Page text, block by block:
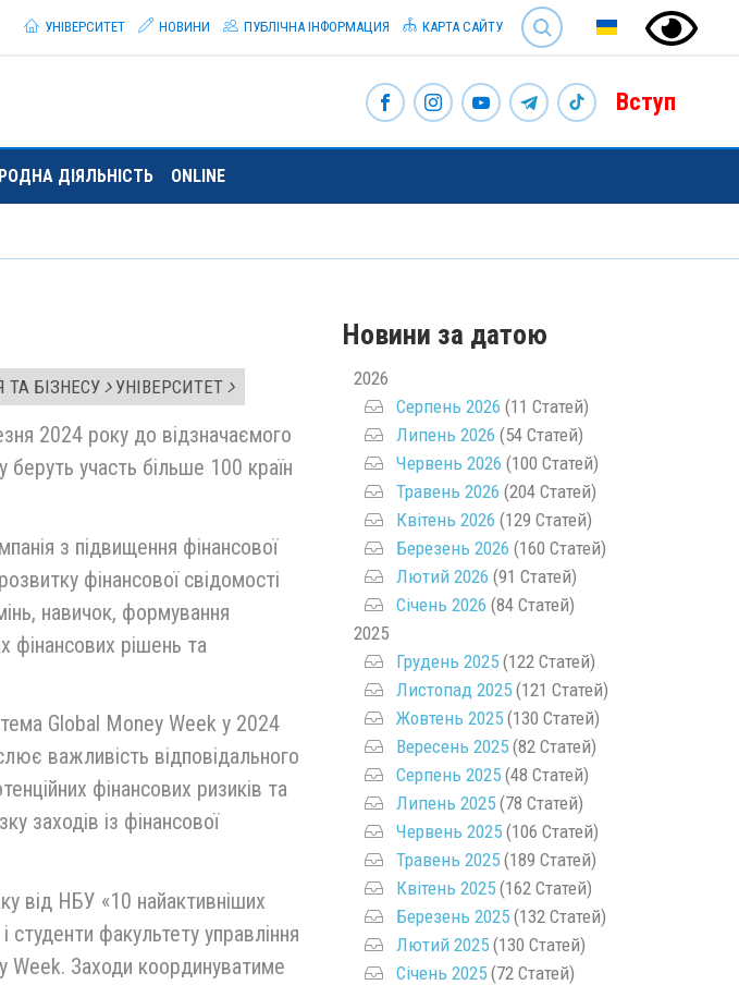
SEARCH
УНІВЕРСИТЕТ
НОВИНИ ПУБЛІЧНА ІНФОРМАЦИЯ КАРТА САЙТУ
Вступ
ДІЯЛЬНІСТЬ ONLINE
БІЗНЕСУ УНІВЕРСИТЕТ
2024 року до відзначаємого
участь більше 100 країн
з підвищення фінансової
фінансової свідомості
навичок, формування
фінансових рішень та
Global Money Week у 2024
важливість відповідального
фінансових ризиків та
заходів із фінансової
від НБУ «10 найактивніших
студенти факультету управління
Week. Заходи координуватиме
Новини за датою
2026
Серпень 2026 (11 Статей)
Липень 2026 (54 Статей)
Червень 2026 (100 Статей)
Травень 2026 (204 Статей)
Квітень 2026 (129 Статей)
Березень 2026 (160 Статей)
Лютий 2026 (91 Статей)
Січень 2026 (84 Статей)
2025
Грудень 2025(122 Статей)
Листопад 2025(121 Статей)
Жовтень 2025(130 Статей)
Вересень 2025(82 Статей)
Серпень 2025(48 Статей)
Липень 2025(78 Статей)
Червень 2025(106 Статей)
Травень 2025(189 Статей)
Квітень 2025(162 Статей)
Березень 2025(132 Статей)
Лютий 2025(130 Статей)
Січень 2025(72 Статей)